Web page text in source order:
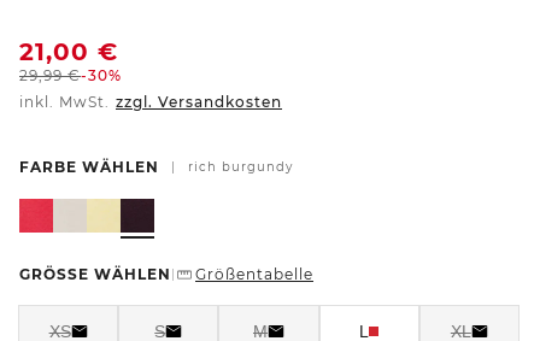
21,00 €
29,99€-30%
inkl. MwSt. zzgl. Versandkosten
FARBE WÄHLEN rich burgundy
GRÖSSE WÄHLEN Größentabelle
XS S M L XL